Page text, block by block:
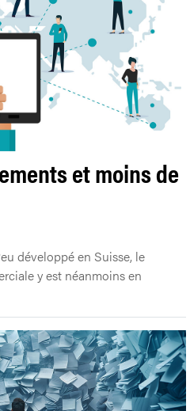
et moins de
développé en Suisse, le
y est néanmoins en